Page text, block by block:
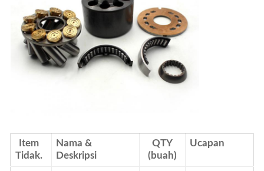
Item
Tidak.
Nama &
Deskripsi
QTY
(buah)
Ucapan